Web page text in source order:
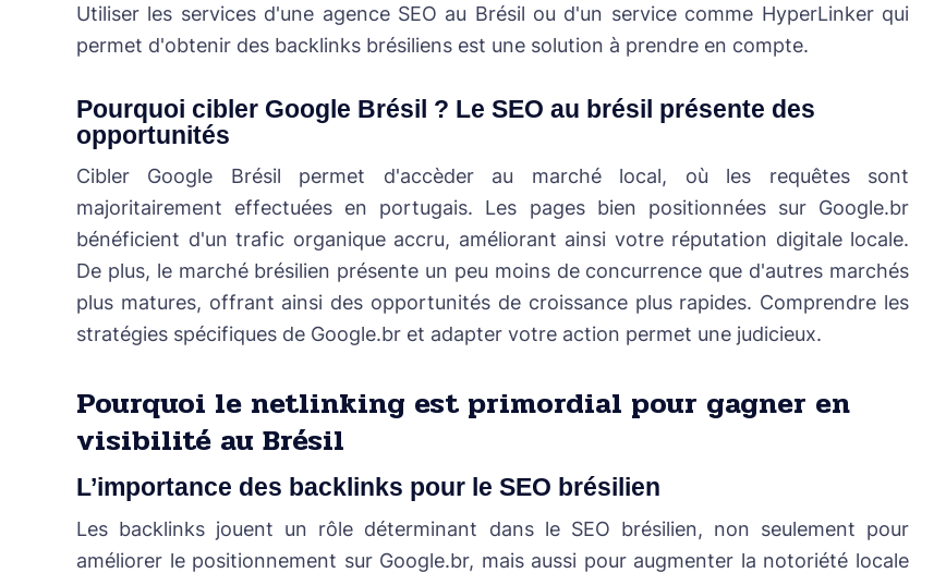
Utiliser les services d'une agence SEO au Brésil ou d'un service comme HyperLinkerqui
permet d'obtenir des backlinks brésiliens est une solution à prendre en compte.
Pourquoi cibler Google Brésil ? Le SEO au brésil présente des
opportunités
Cibler Google Brésil permet d'accèder au marché local, où les requêtes sont
majoritairement effectuées en portugais. Les pages bien positionnées sur Google.br
bénéficient d'un trafic organique accru, améliorant ainsi votre réputation digitale locale.
De plus, le marché brésilien présente un peu moins de concurrence que d'autres marchés
plus matures, offrant ainsi des opportunités de croissance plus rapides. Comprendre les
stratégies spécifiques de Google.br et adapter votre action permet une judicieux.
Pourquoi le netlinking est primordial pour gagner en
visibilité au Brésil
L’importance des backlinks pour le SEO brésilien
Les backlinks jouent un rôle déterminant dans le SEO brésilien, non seulement pour
améliorer le positionnement sur Google.br, mais aussi pour augmenter la notoriété locale